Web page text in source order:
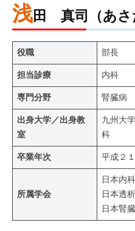
浅田 真司（あ
役職 部長
担当診療 内科
専門分野 腎臓病
出身大学／出身教
室
九州大
科
卒業年次 平成２
所属学会
日本内
日本透
日本腎